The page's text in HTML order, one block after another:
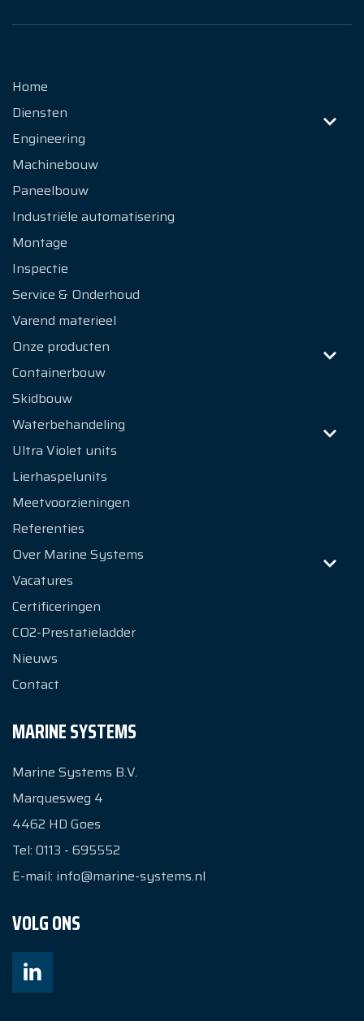
Home
Diensten
Engineering
Machinebouw
Paneelbouw
Industriële automatisering
Montage
Inspectie
Service & Onderhoud
Varend materieel
Onze producten
Containerbouw
Skidbouw
Waterbehandeling
Ultra Violet units
Lierhaspelunits
Meetvoorzieningen
Referenties
Over Marine Systems
Vacatures
Certificeringen
CO2-Prestatieladder
Nieuws
Contact
MARINE SYSTEMS
Marine Systems B.V.
Marquesweg 4
4462 HD Goes
Tel: 0113 - 695552
E-mail: info@marine-systems.nl
VOLG ONS